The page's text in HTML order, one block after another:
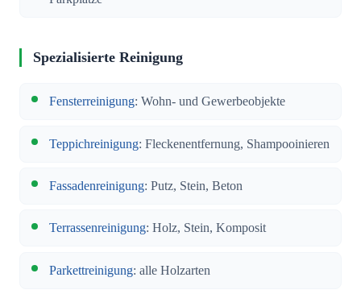
Spezialisierte Reinigung
Fensterreinigung: Wohn- und Gewerbeobjekte
Teppichreinigung: Fleckenentfernung, Shampooinieren
Fassadenreinigung: Putz, Stein, Beton
Terrassenreinigung: Holz, Stein, Komposit
Parkettreinigung: alle Holzarten